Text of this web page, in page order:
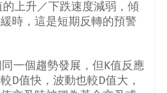
的上升／下跌速度減弱，傾
時，這是短期反轉的預警
一個趨勢發展，但K值反應
D值快，波動也較D值大，